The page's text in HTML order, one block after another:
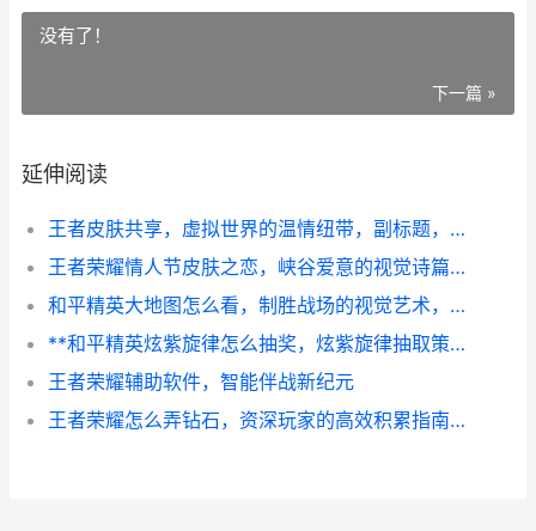
没有了！
下一篇 »
延伸阅读
王者皮肤共享，虚拟世界的温情纽带，副标题，从独占到共赏的游戏哲学演进
王者荣耀情人节皮肤之恋，峡谷爱意的视觉诗篇，副标题，当技能特效绽放为玫瑰
和平精英大地图怎么看，制胜战场的视觉艺术，副标题，从俯瞰到洞察的进阶指南
**和平精英炫紫旋律怎么抽奖，炫紫旋律抽取策略全解析**
王者荣耀辅助软件，智能伴战新纪元
王者荣耀怎么弄钻石，资深玩家的高效积累指南副标题，钻石获取全攻略与深度心得